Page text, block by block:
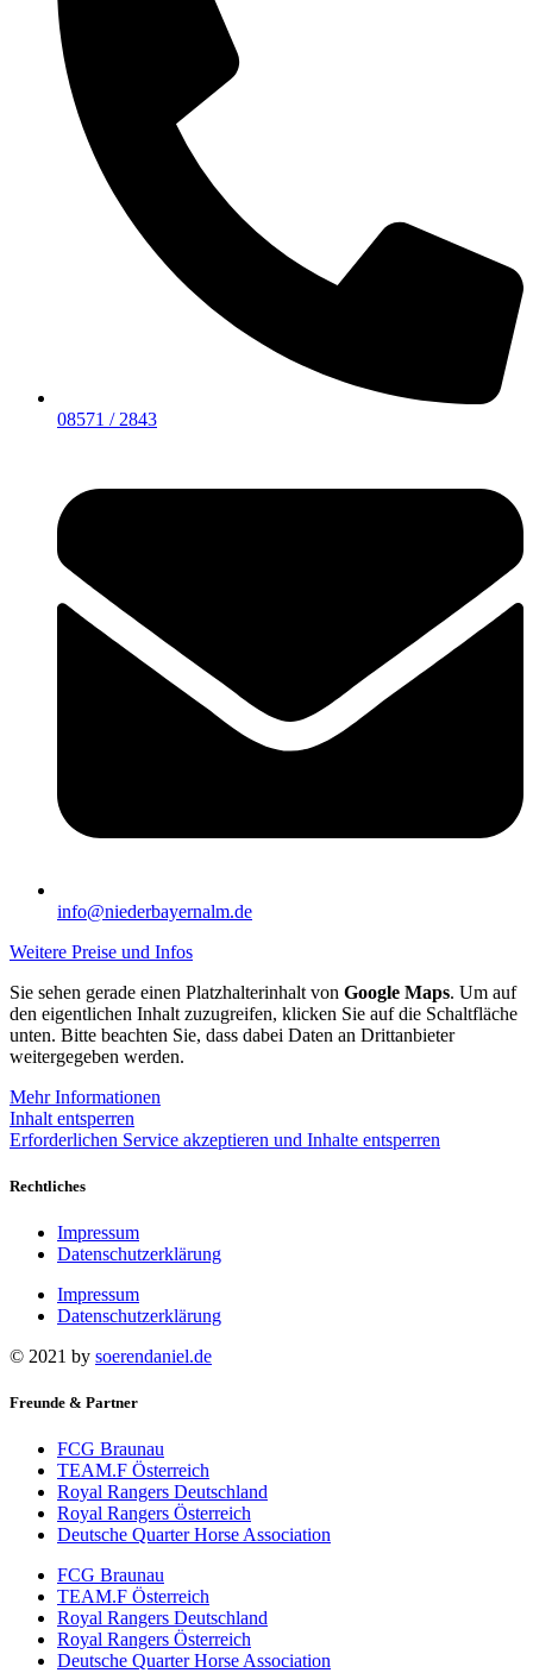
08571 / 2843
info@niederbayernalm.de
Weitere Preise und Infos
Sie sehen gerade einen Platzhalterinhalt von Google Maps. Um auf
den eigentlichen Inhalt zuzugreifen, klicken Sie auf die Schaltfläche
unten. Bitte beachten Sie, dass dabei Daten an Drittanbieter
weitergegeben werden.
Mehr Informationen
Inhalt entsperren
Erforderlichen Service akzeptieren und Inhalte entsperren
Rechtliches
Impressum
Datenschutzerklärung
Impressum
Datenschutzerklärung
© 2021 by soerendaniel.de
Freunde & Partner
FCG Braunau
TEAM.F Österreich
Royal Rangers Deutschland
Royal Rangers Österreich
Deutsche Quarter Horse Association
FCG Braunau
TEAM.F Österreich
Royal Rangers Deutschland
Royal Rangers Österreich
Deutsche Quarter Horse Association